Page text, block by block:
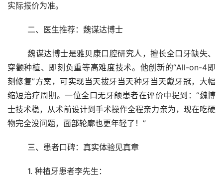
实际报价为准。
	二、医生推荐：魏谋达博士
	魏谋达博士是雅贝康口腔研究人，擅长全口牙缺失、
穿颧种植、即刻负重等高难度技术。他创新的“All-on-4即
刻修复”方案，可实现当天拔牙当天种牙当天戴牙冠，大幅
缩短治疗周期。一位全口无牙颌患者在评价中提到：“魏博
士技术稳，从术前设计到手术操作全程亲力亲为，现在吃硬
物完全没问题，面部轮廓也更年轻了！”
	三、患者口碑：真实体验见真章
	1. 种植牙患者李先生：